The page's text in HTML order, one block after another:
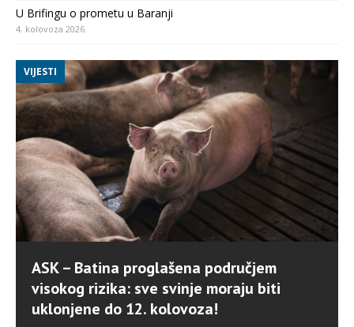
U Brifingu o prometu u Baranji
4. kolovoza 2026.
VIJESTI
ASK – Batina proglašena područjem
visokog rizika: sve svinje moraju biti
uklonjene do 12. kolovoza!